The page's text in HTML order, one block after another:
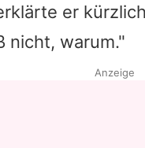
er
nicht, warum."
Anzeige